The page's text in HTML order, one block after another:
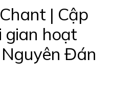
| Cập
gian hoạt
Đán